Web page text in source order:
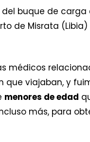
buque de carga
de Misrata
médicos
que viajaban, y
menores de edad
más, para